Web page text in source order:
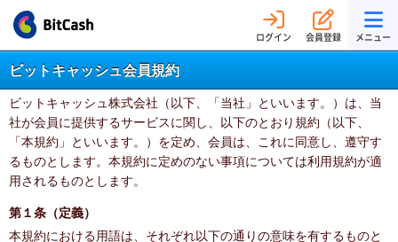
ログイン 会員登録 メニュー
ビットキャッシュ会員規約
ビットキャッシュ株式会社（以下、「当社」といいます。）は、当
社が会員に提供するサービスに関し、以下のとおり規約（以下、
「本規約」といいます。）を定め、会員は、これに同意し、遵守す
るものとします。本規約に定めのない事項については利用規約が適
用されるものとします。
第１条（定義）
本規約における用語は、それぞれ以下の通りの意味を有するものと